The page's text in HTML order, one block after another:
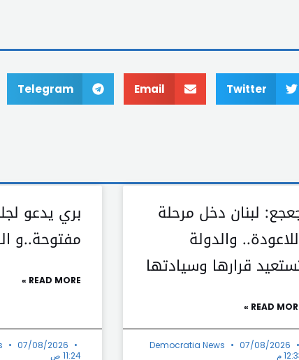
Twitter
Email
Telegram
لبنان دخل مرحلة
والدولة
قرارها وسيادتها
READ MORE
Democratia News
07/08/2026
م
بري يدعو
مفتوحة..و
READ MORE »
07/08/2026
11:24 ص